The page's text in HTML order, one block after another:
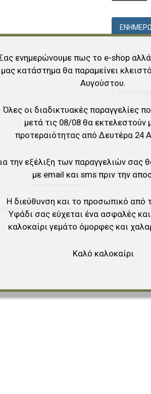
ΠΕΡΙΓΡΑΦΉ ΓΝΏΜΕΣ
ραφές - Μαλακή κορυφή - Χωρίς
ενημερώνουμε πως το e-shop
μας κατάστημα θα παραμείνει
Αυγούστου.
Όλες οι διαδικτυακές παραγγελίες
μετά τις 08/08 θα εκτελεστούν
προτεραιότητας από Δευτέρα 24
την εξέλιξη των παραγγελιών σας
με email και sms πριν την
Η διεύθυνση και το προσωπικό από
Υφάδι σας εύχεται ένα ασφαλές
καλοκαίρι γεμάτο όμορφες και
Καλό καλοκαίρι